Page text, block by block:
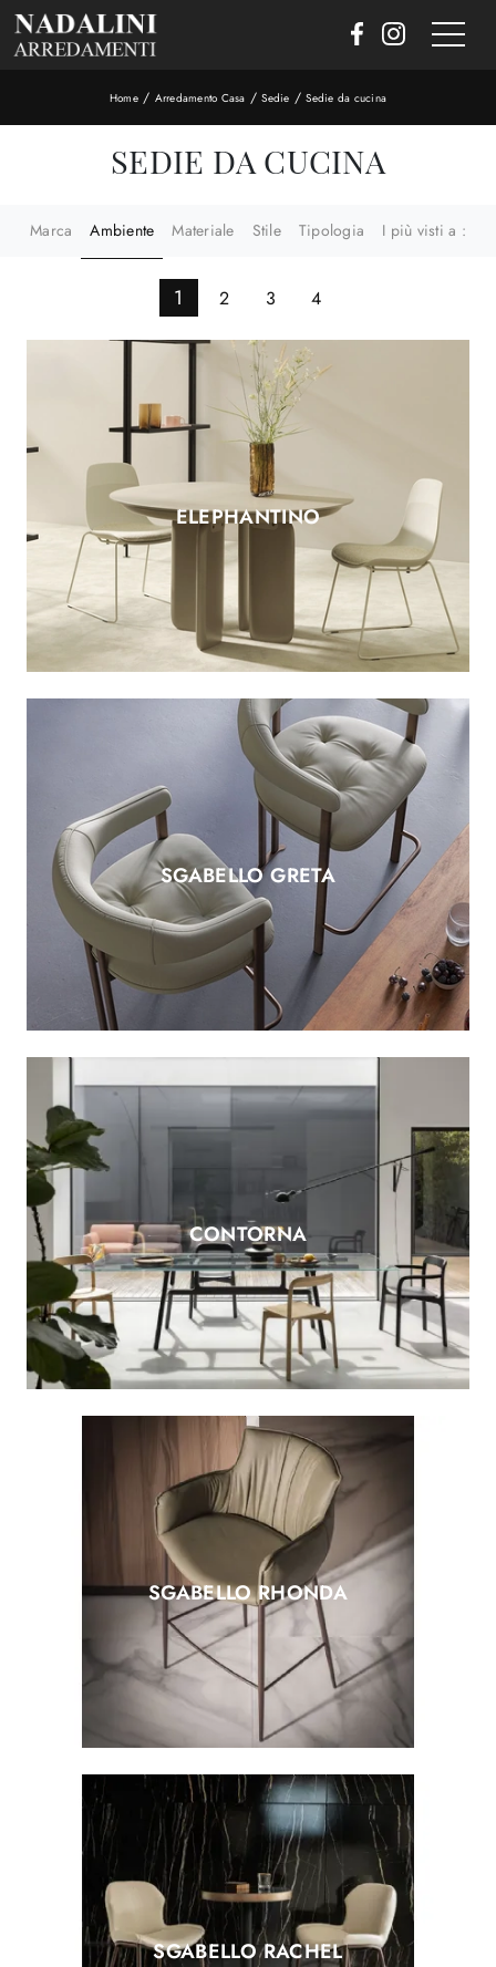
Home/ Arredamento Casa /Sedie /Sedie da cucina
SEDIE DA CUCINA
Marca Ambiente Materiale Stile Tipologia I più visti a :
1 2 3 4
ELEPHANTINO
SGABELLO GRETA
CONTORNA
SGABELLO RHONDA
SGABELLO RACHEL